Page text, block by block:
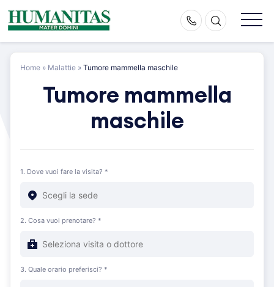
Skip
to
Home » Malattie » Tumore mammella maschile
Tumore mammella
maschile
1. Dove vuoi fare la visita? *
2. Cosa vuoi prenotare? *
3. Quale orario preferisci? *